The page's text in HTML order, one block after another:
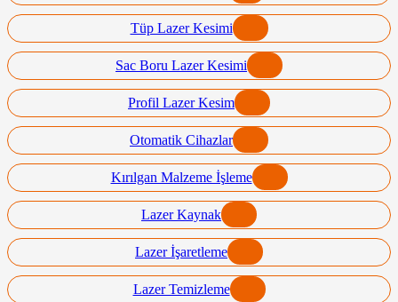
Tüp Lazer Kesimi
Sac Boru Lazer Kesimi
Profil Lazer Kesim
Otomatik Cihazlar
Kırılgan Malzeme İşleme
Lazer Kaynak
Lazer İşaretleme
Lazer Temizleme